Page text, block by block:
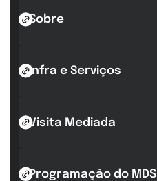
Sobre
Infra e Serviços
Visita Mediada
Programação do MDS